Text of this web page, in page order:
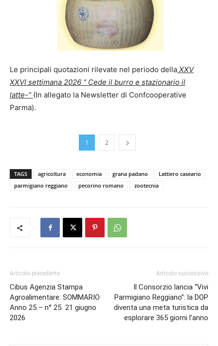
Le principali quotazioni rilevate nel periodo della XXV
XXVI settimana 2026 “ Cede il burro e stazionario il
latte-” (In allegato la Newsletter di Confcooperative
Parma).
1 2
TAGS agricoltura economia grana padano
Lattiero caseario
parmigiano reggiano
pecorino romano zootecnia
Articolo precedente
Cibus Agenzia Stampa
Agroalimentare: SOMMARIO
Anno 25 – n° 25 21 giugno
2026
Articolo successivo
Il Consorzio lancia “Vivi
Parmigiano Reggiano”: la DOP
diventa una meta turistica da
esplorare 365 giorni l’anno